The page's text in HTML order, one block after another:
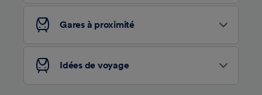
Gares à proximité
Idées de voyage
Liste de nos partenaires (fournisseurs)